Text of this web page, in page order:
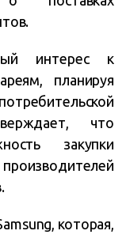
интерес к
планируя
что
закупки
которая,